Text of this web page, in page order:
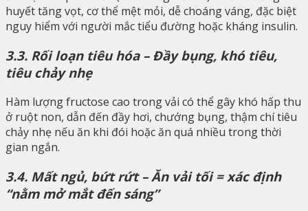
huyết tăng vọt, cơ thể mệt mỏi, dễ choáng váng, đặc biệt
nguy hiểm với người mắc tiểu đường hoặc kháng insulin.
3.3. Rối loạn tiêu hóa – Đầy bụng, khó tiêu,
tiêu chảy nhẹ
Hàm lượng fructose cao trong vải có thể gây khó hấp thu
ở ruột non, dẫn đến đầy hơi, chướng bụng, thậm chí tiêu
chảy nhẹ nếu ăn khi đói hoặc ăn quá nhiều trong thời
gian ngắn.
3.4. Mất ngủ, bứt rứt – Ăn vải tối = xác định
“nằm mở mắt đến sáng”